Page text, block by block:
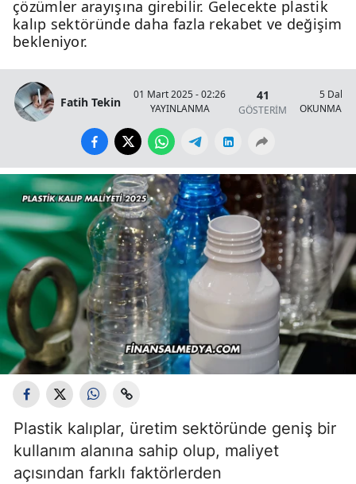
çözümler arayışına girebilir. Gelecekte plastik
kalıp sektöründe daha fazla rekabet ve değişim
bekleniyor.
Fatih Tekin
01 Mart 2025 - 02:26
YAYINLANMA
41
GÖSTERİM
5
OKUNMA
Plastik kalıplar, üretim sektöründe geniş bir
kullanım alanına sahip olup, maliyet
açısından farklı faktörlerden